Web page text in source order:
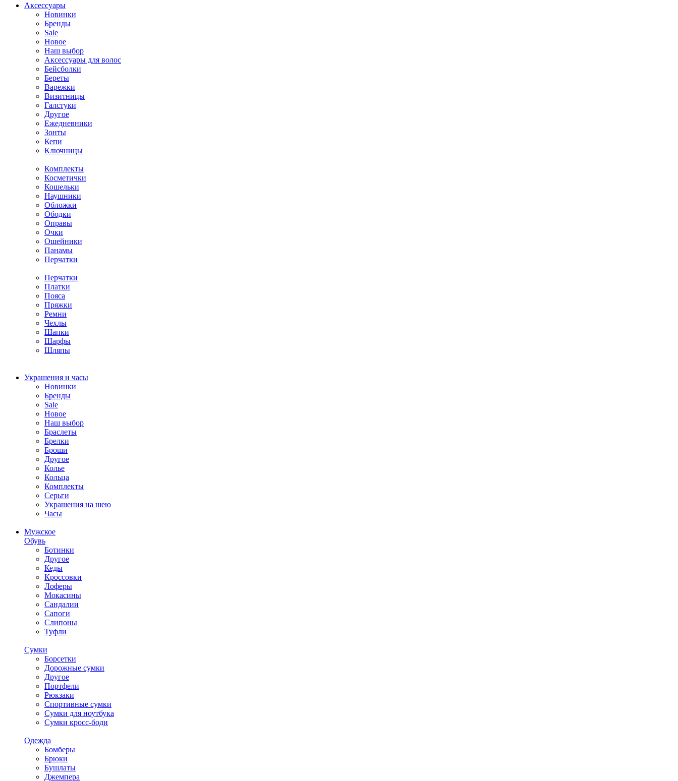
Аксессуары
Новинки
Бренды
Sale
Новое
Наш выбор
Аксессуары для волос
Бейсболки
Береты
Варежки
Визитницы
Галстуки
Другое
Ежедневники
Зонты
Кепи
Ключницы
Комплекты
Косметички
Кошельки
Наушники
Обложки
Ободки
Оправы
Очки
Ошейники
Панамы
Перчатки
Перчатки
Платки
Пояса
Пряжки
Ремни
Чехлы
Шапки
Шарфы
Шляпы
Украшения и часы
Новинки
Бренды
Sale
Новое
Наш выбор
Браслеты
Брелки
Броши
Другое
Колье
Кольца
Комплекты
Серьги
Украшения на шею
Часы
Мужское
Обувь
Ботинки
Другое
Кеды
Кроссовки
Лоферы
Мокасины
Сандалии
Сапоги
Слипоны
Туфли
Сумки
Борсетки
Дорожные сумки
Другое
Портфели
Рюкзаки
Спортивные сумки
Сумки для ноутбука
Сумки кросс-боди
Одежда
Бомберы
Брюки
Бушлаты
Джемпера